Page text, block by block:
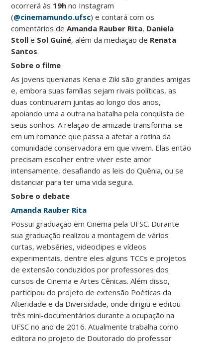
ocorrerá às 19h no Instagram
(@cinemamundo.ufsc) e contará com os
comentários deAmanda Rauber Rita, Daniela
Stoll e Sol Guiné, além da mediação de Renata
Santos.
Sobre o filme
As jovens quenianas Kena e Ziki são grandes amigas
e, embora suas famílias sejam rivais políticas, as
duas continuaram juntas ao longo dos anos,
apoiando uma a outra na batalha pela conquista de
seus sonhos. A relação de amizade transforma-se
em um romance que passa a afetar a rotina da
comunidade conservadora em que vivem. Elas então
precisam escolher entre viver este amor
intensamente, desafiando as leis do Quênia, ou se
distanciar para ter uma vida segura.
Sobre o debate
Amanda Rauber Rita
Possui graduação em Cinema pela UFSC. Durante
sua graduação realizou a montagem de vários
curtas, webséries, videoclipes e vídeos
experimentais, dentre eles alguns TCCs e projetos
de extensão conduzidos por professores dos
cursos de Cinema e Artes Cênicas. Além disso,
participou do projeto de extensão Poéticas da
Alteridade e da Diversidade, onde dirigiu e editou
três mini-documentários durante a ocupação na
UFSC no ano de 2016. Atualmente trabalha como
editora no projeto de Doutorado do professor